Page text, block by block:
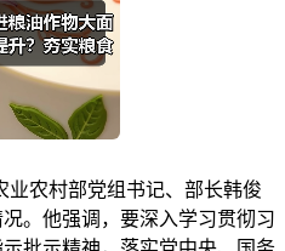
农村部党组书记、部长韩俊
。他强调，要深入学习贯彻习